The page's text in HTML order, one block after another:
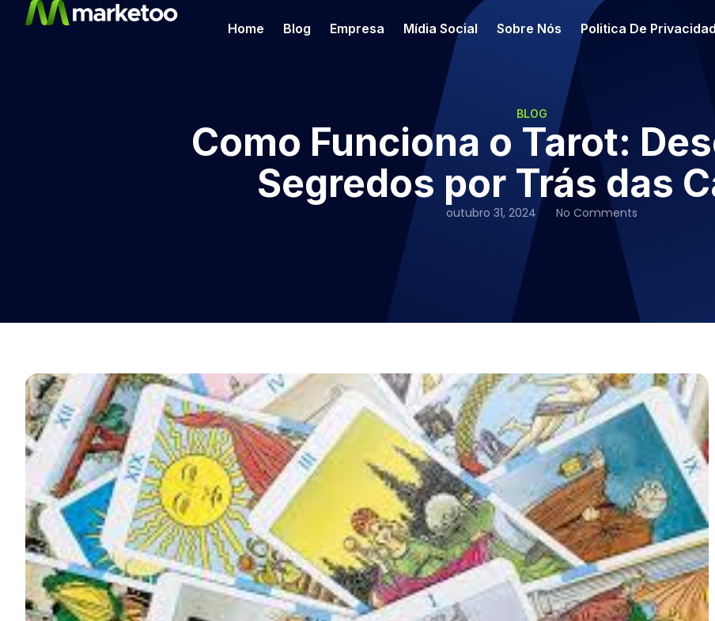
Home Blog Empresa Mídia Social Sobre Nós Politica De
BLOG
Como Funciona o Tarot:
Segredos por Trás das
outubro 31, 2024 No Comments